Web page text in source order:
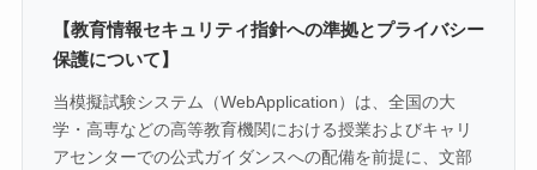
【教育情報セキュリティ指針への準拠とプライバシー
保護について】
当模擬試験システム（WebApplication）は、全国の大
学・高専などの高等教育機関における授業およびキャリ
アセンターでの公式ガイダンスへの配備を前提に、文部